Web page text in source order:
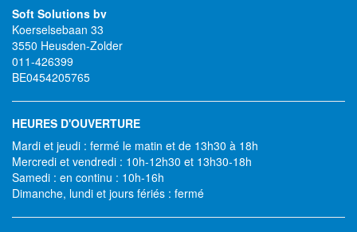
Soft Solutions bv
Koerselsebaan 33
3550 Heusden-Zolder
011-426399
BE0454205765
HEURES D'OUVERTURE
Mardi et jeudi : fermé le matin et de 13h30 à 18h
Mercredi et vendredi : 10h-12h30 et 13h30-18h
Samedi : en continu : 10h-16h
Dimanche, lundi et jours fériés : fermé